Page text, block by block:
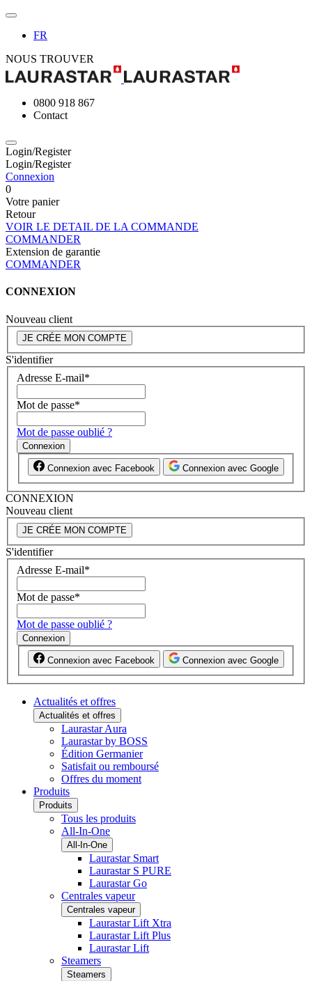
FR
NOUS TROUVER
0800 918 867
Contact
Login/Register
Login/Register
Connexion
0
Votre panier
Retour
VOIR LE DETAIL DE LA COMMANDE
COMMANDER
Extension de garantie
COMMANDER
CONNEXION
Nouveau client
JE CRÉE MON COMPTE
S'identifier
Adresse E-mail*
Mot de passe*
Mot de passe oublié ?
Connexion
Connexion avec Facebook Connexion avec Google
CONNEXION
Nouveau client
JE CRÉE MON COMPTE
S'identifier
Adresse E-mail*
Mot de passe*
Mot de passe oublié ?
Connexion
Connexion avec Facebook Connexion avec Google
Actualités et offres
Actualités et offres
Laurastar Aura
Laurastar by BOSS
Édition Germanier
Satisfait ou remboursé
Offres du moment
Produits
Produits
Tous les produits
All-In-One
All-In-One
Laurastar Smart
Laurastar S PURE
Laurastar Go
Centrales vapeur
Centrales vapeur
Laurastar Lift Xtra
Laurastar Lift Plus
Laurastar Lift
Steamers
Steamers